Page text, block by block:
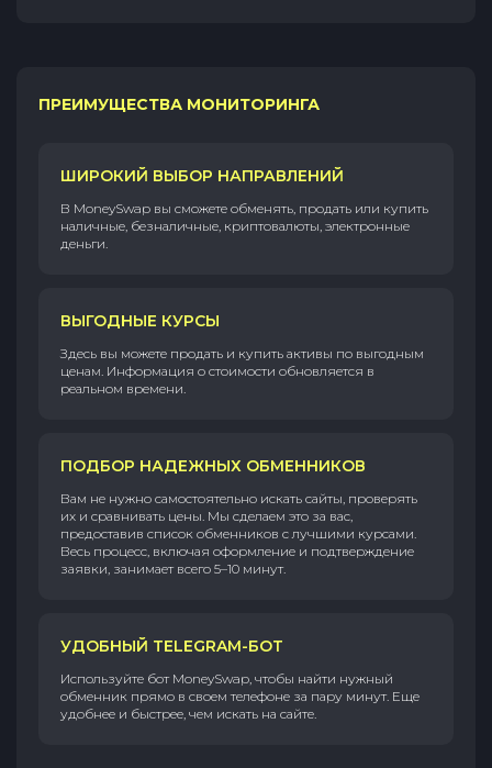
ПРЕИМУЩЕСТВА МОНИТОРИНГА
ШИРОКИЙ ВЫБОР НАПРАВЛЕНИЙ
В MoneySwap вы сможете обменять, продать или купить
наличные, безналичные, криптовалюты, электронные
деньги.
ВЫГОДНЫЕ КУРСЫ
Здесь вы можете продать и купить активы по выгодным
ценам. Информация о стоимости обновляется в
реальном времени.
ПОДБОР НАДЕЖНЫХ ОБМЕННИКОВ
Вам не нужно самостоятельно искать сайты, проверять
их и сравнивать цены. Мы сделаем это за вас,
предоставив список обменников с лучшими курсами.
Весь процесс, включая оформление и подтверждение
заявки, занимает всего 5–10 минут.
УДОБНЫЙ TELEGRAM-БОТ
Используйте бот MoneySwap, чтобы найти нужный
обменник прямо в своем телефоне за пару минут. Еще
удобнее и быстрее, чем искать на сайте.